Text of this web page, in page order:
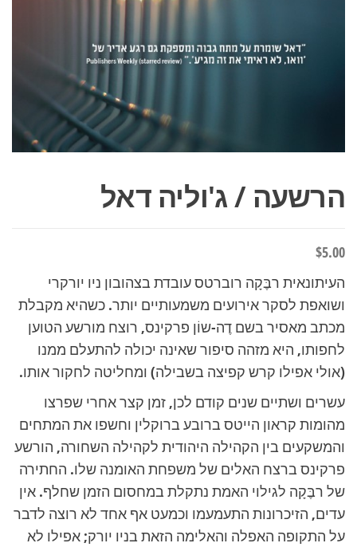
הרשעה / ג'וליה דאל
$5.00
העיתונאית רבֶּקָה רוברטס עובדת בצהובון ניו יורקרי
ושואפת לסקר אירועים משמעותיים יותר. כשהיא מקבלת
מכתב מאסיר בשם דֶה-שוֹן פרקינס, רוצח מורשע הטוען
לחפותו, היא מזהה סיפור שאינה יכולה להתעלם ממנו
(אולי אפילו קרש קפיצה בשבילה) ומחליטה לחקור אותו.
עשרים ושתיים שנים קודם לכן, זמן קצר אחרי שפרצו
מהומות קראון הייטס ברובע ברוקלין וחשפו את המתחים
והמשקעים בין הקהילה היהודית לקהילה השחורה, הורשע
פרקינס ברצח האלים של משפחת האומנה שלו. החתירה
של רבֶּקָה לגילוי האמת נתקלת במחסום הזמן שחלף. אין
עדים, הזיכרונות התעמעמו וכמעט אף אחד לא רוצה לדבר
על התקופה האפלה והאלימה הזאת בניו יורק; אפילו לא